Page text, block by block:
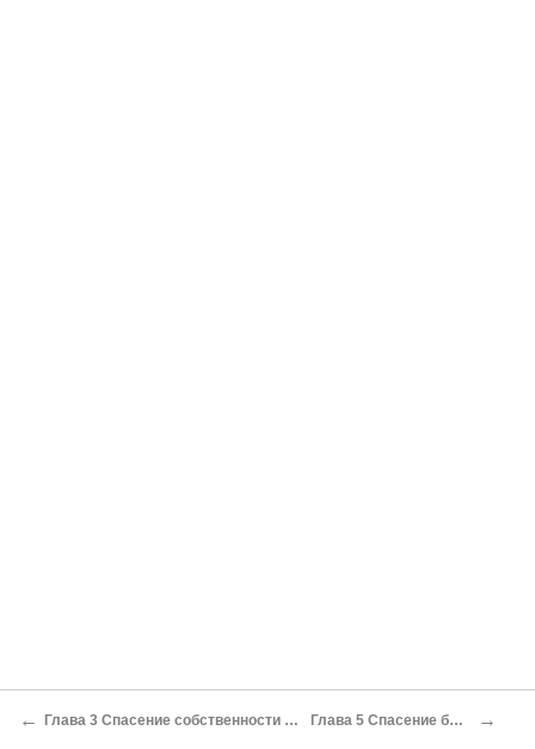
← Глава 3 Спасение собственности Трастовый договор и белорусский маршрут Глава 5 Спасение бюджета Залоговые аукционы →